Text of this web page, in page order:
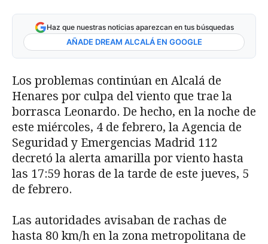
Haz que nuestras noticias aparezcan en tus búsquedas
AÑADE DREAM ALCALÁ EN GOOGLE
Los problemas continúan en Alcalá de
Henares por culpa del viento que trae la
borrasca Leonardo. De hecho, en la noche de
este miércoles, 4 de febrero, la Agencia de
Seguridad y Emergencias Madrid 112
decretó la alerta amarilla por viento hasta
las 17:59 horas de la tarde de este jueves, 5
de febrero.
Las autoridades avisaban de rachas de
hasta 80 km/h en la zona metropolitana de